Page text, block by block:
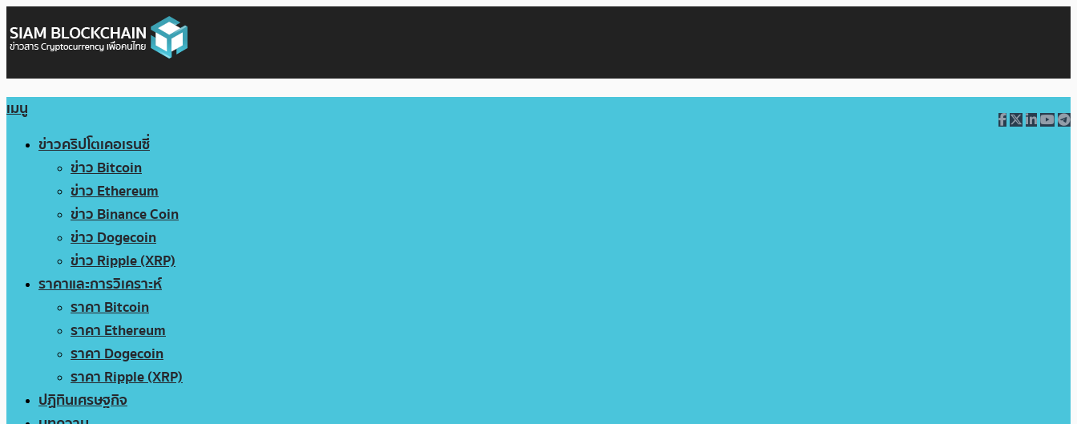
เมนู
ข่าวคริปโตเคอเรนซี่
ข่าว Bitcoin
ข่าว Ethereum
ข่าว Binance Coin
ข่าว Dogecoin
ข่าว Ripple (XRP)
ราคาและการวิเคราะห์
ราคา Bitcoin
ราคา Ethereum
ราคา Dogecoin
ราคา Ripple (XRP)
ปฏิทินเศรษฐกิจ